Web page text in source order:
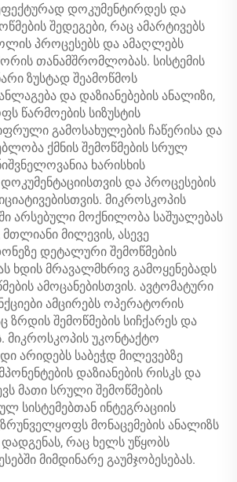
დოკუმენტირდეს და
შედეგები, რაც ამარტივებს
პროცესებს და ამაღლებს
თანამშრომლობას. სისტემის
ზუსტად შეამოწმოს
და დაზიანებების ანალიზი,
წარმოების სიზუსტის
გამოსახულების ჩაწერისა და
ქმნის შემოწმების სრულ
ხარისხის
და პროცესების
მიკროსკოპის
არსებული მოქნილობა საშუალებას
მილევის, ასევე
დეტალური შემოწმების
ხდის მრავალმხრივ გამოყენებადს
ამოცანებისთვის. ავტომატური
ამცირებს ოპერატორის
შემოწმების სიჩქარეს და
მიკროსკოპის უკონტაქტო
არიდებს საბეჭდ მილევებზე
დაზიანების რისკს და
მათი სრული შემოწმების
სისტემებთან ინტეგრაციის
მონაცემების ანალიზს
რაც ხელს უწყობს
მიმდინარე გაუმჯობესებას.